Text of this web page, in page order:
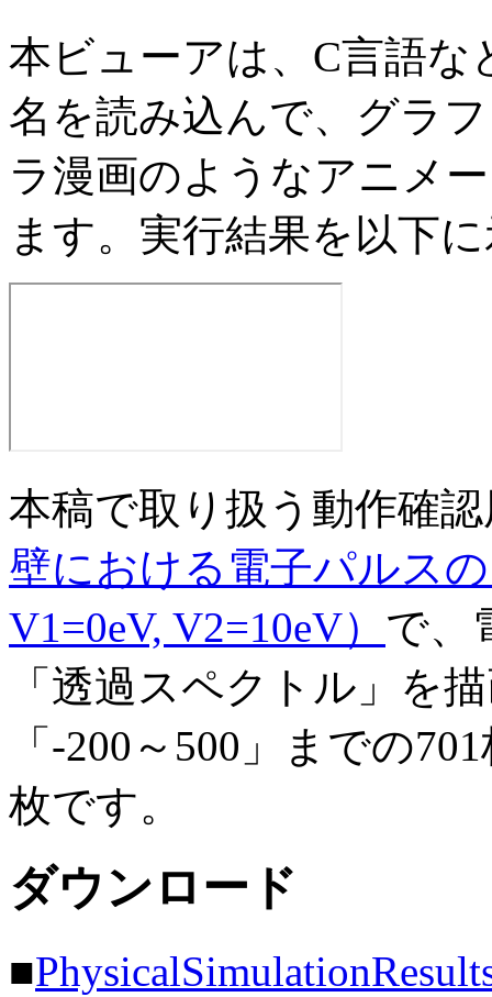
本ビューアは、C言語
名を読み込んで、グラ
ラ漫画のようなアニメ
ます。実行結果を以下
本稿で取り扱う動作確
壁における電子パルス
V1=0eV, V2=10eV） で、
「透過スペクトル」を
「-200～500」までの
枚です。
ダウンロード
■